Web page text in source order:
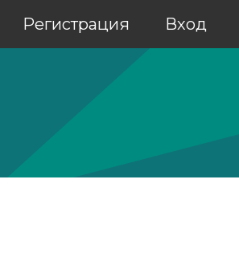
Регистрация Вход